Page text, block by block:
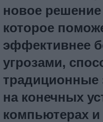
новое
которое
эффективнее
угрозами,
традиционные
на конечных
компьютерах и